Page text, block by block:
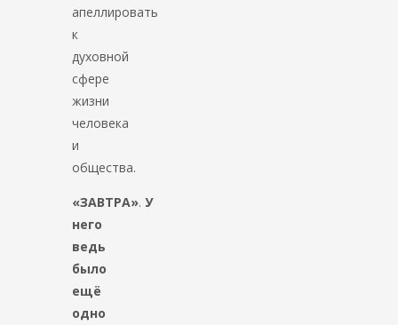
апеллировать
к
духовной
сфере
жизни
человека
и
общества.
«ЗАВТРА».У
него
ведь
было
ещё
одно